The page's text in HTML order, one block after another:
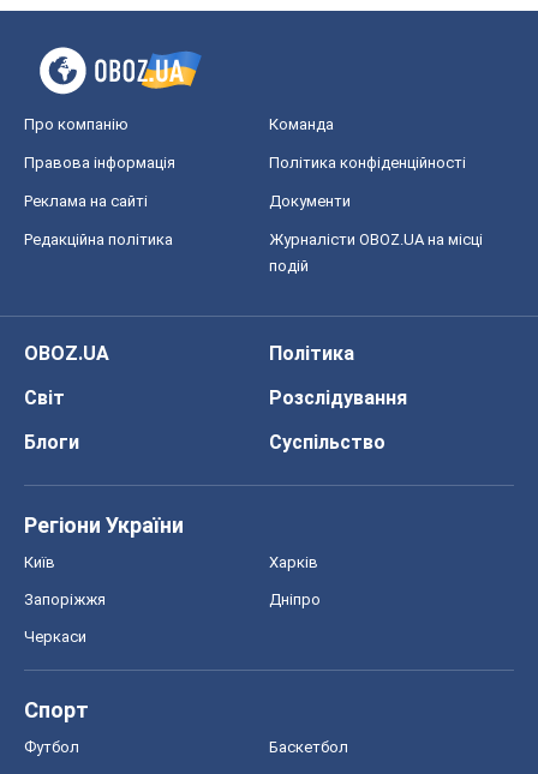
Про компанію Команда
Правова інформація Політика конфіденційності
Реклама на сайті Документи
Редакційна політика
Журналісти OBOZ.UA на місці
подій
OBOZ.UA
Політика
Світ
Розслідування
Блоги
Суспільство
Регіони України
Київ Харків
Запоріжжя Дніпро
Черкаси
Спорт
Футбол Баскетбол